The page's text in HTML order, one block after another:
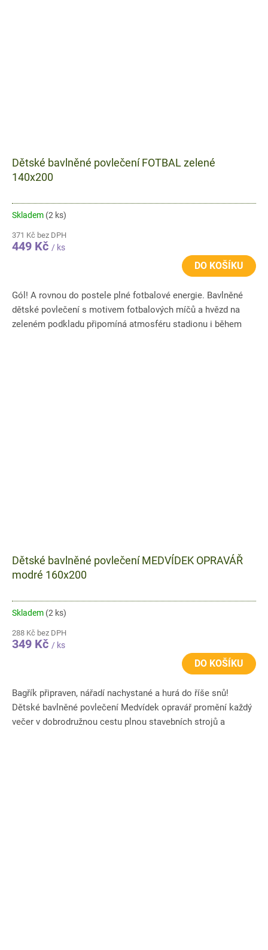
Dětské bavlněné povlečení FOTBAL zelené
140x200
Skladem (2 ks)
371 Kč bez DPH
449 Kč / ks
DO KOŠÍKU
Gól! A rovnou do postele plné fotbalové energie. Bavlněné
dětské povlečení s motivem fotbalových míčů a hvězd na
zeleném podkladu připomíná atmosféru stadionu i během
Dětské bavlněné povlečení MEDVÍDEK OPRAVÁŘ
modré 160x200
Skladem (2 ks)
288 Kč bez DPH
349 Kč / ks
DO KOŠÍKU
Bagřík připraven, nářadí nachystané a hurá do říše snů!
Dětské bavlněné povlečení Medvídek opravář promění každý
večer v dobrodružnou cestu plnou stavebních strojů a